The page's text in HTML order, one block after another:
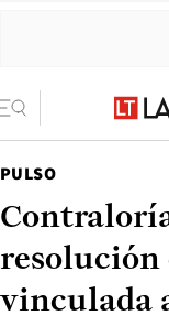
PULSO
resolución
vinculada